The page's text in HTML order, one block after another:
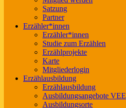
Satzung
Partner
Erzähler*innen
Erzähler*innen
Studie zum Erzählen
Erzählprojekte
Karte
Mitgliederlogin
Erzählausbildung
Erzählausbildung
Ausbildungsangebote VEE
Ausbildungsorte